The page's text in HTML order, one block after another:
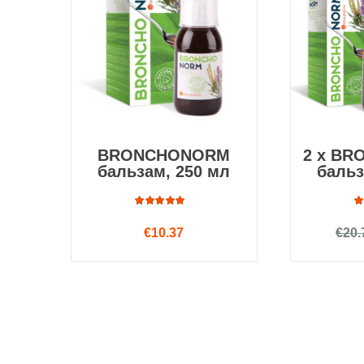
BRONCHONORM
бальзам, 250 мл
4.75из
€10.37
2 x
€